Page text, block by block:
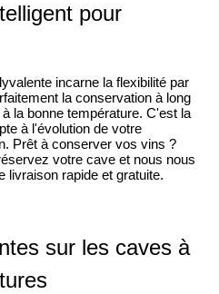
pour
incarne la flexibilité par
la conservation à long
la bonne température. C'est la
à l'évolution de votre
Prêt à conserver vos vins ?
votre cave et nous nous
livraison rapide et gratuite.
sur les caves à